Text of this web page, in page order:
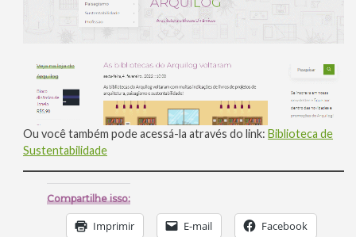
Ou você também pode acessá-la através do link:Biblioteca de
Sustentabilidade
Compartilhe isso:
Imprimir E-mail Facebook